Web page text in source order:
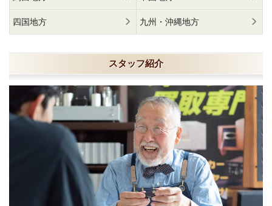
四国地方 九州・沖縄地方
スタッフ紹介